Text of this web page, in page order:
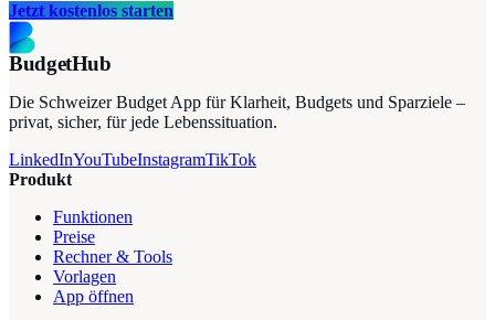
Jetzt kostenlos starten
BudgetHub
Die Schweizer Budget App für Klarheit, Budgets und Sparziele –
privat, sicher, für jede Lebenssituation.
LinkedInYouTubeInstagramTikTok
Produkt
Funktionen
Preise
Rechner & Tools
Vorlagen
App öffnen